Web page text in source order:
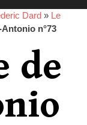
Dard » Le
n°73
de